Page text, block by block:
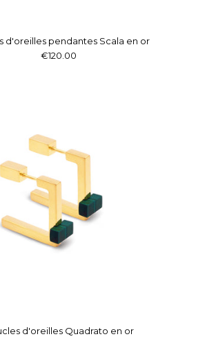
d'oreilles pendantes Scala en or
€120.00
d'oreilles Quadrato en or